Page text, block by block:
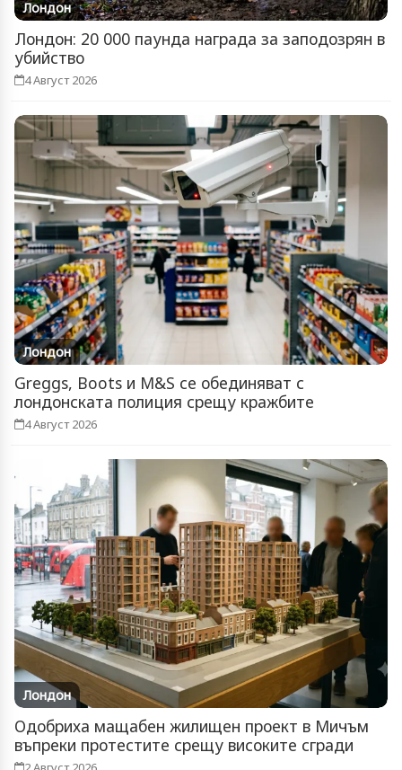
Лондон
Лондон: 20 000 паунда награда за заподозрян в
убийство
4 Август 2026
Лондон
Greggs, Boots и M&S се обединяват с
лондонската полиция срещу кражбите
4 Август 2026
Лондон
Одобриха мащабен жилищен проект в Мичъм
въпреки протестите срещу високите сгради